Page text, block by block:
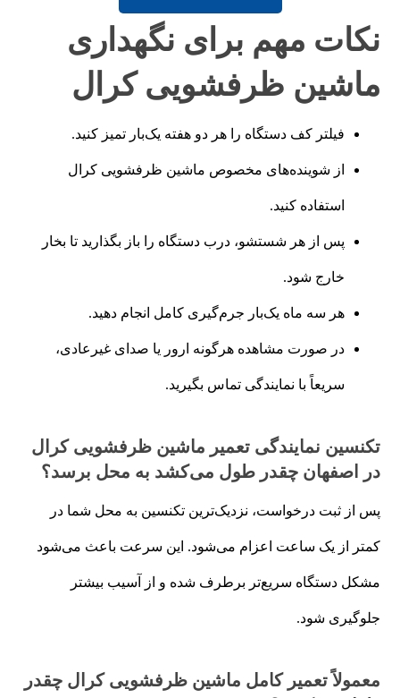
نکات مهم برای نگهداری
ماشین ظرفشویی کرال
فیلتر کف دستگاه را هر دو هفته یک‌بار تمیز کنید.
از شوینده‌های مخصوص ماشین ظرفشویی کرال
استفاده کنید.
پس از هر شستشو، درب دستگاه را باز بگذارید تا بخار
خارج شود.
هر سه ماه یک‌بار جرم‌گیری کامل انجام دهید.
در صورت مشاهده هرگونه ارور یا صدای غیرعادی،
سریعاً با نمایندگی تماس بگیرید.
تکنسین نمایندگی تعمیر ماشین ظرفشویی کرال
در اصفهان چقدر طول می‌کشد به محل برسد؟
پس از ثبت درخواست، نزدیک‌ترین تکنسین به محل شما در
کمتر از یک ساعت اعزام می‌شود. این سرعت باعث می‌شود
مشکل دستگاه سریع‌تر برطرف شده و از آسیب بیشتر
جلوگیری شود.
معمولاً تعمیر کامل ماشین ظرفشویی کرال چقدر